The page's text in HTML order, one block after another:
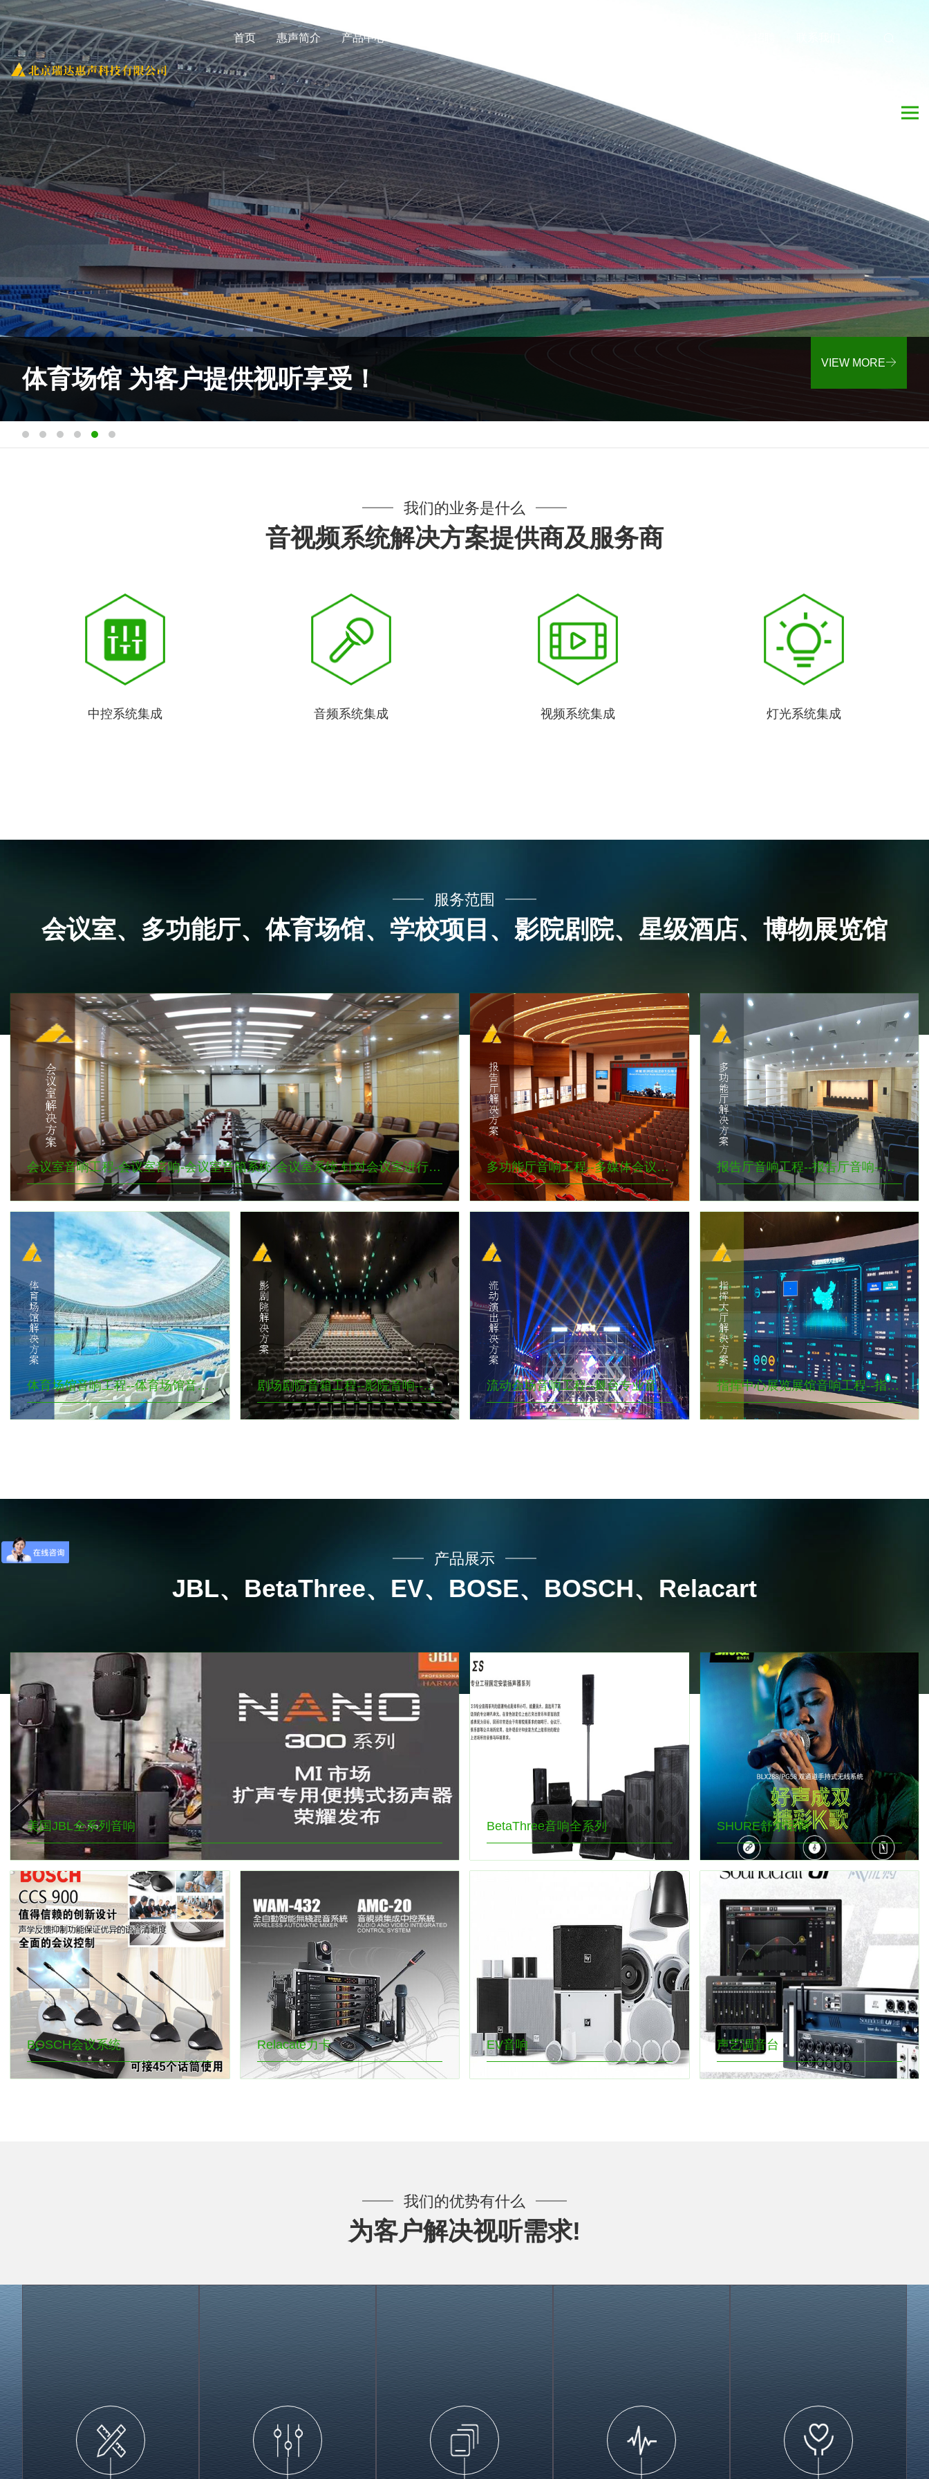
首页 惠声简介 产品中心
空间视听 解决方案提供商和服务商
VIEW MORE
会议系统 集成服务商
VIEW MORE
剧场剧院 解决方案供应商和服务商
VIEW MORE
学校项目 解决方案供应商和服务商
VIEW MORE
体育场馆 为客户提供视听享受！
VIEW MORE
星级酒店 解决方案供应商和服务商
VIEW MORE
我们的业务是什么
音视频系统解决方案提供商及服务商
中控系统集成 音频系统集成 视频系统集成 灯光系统集成
服务范围
会议室、多功能厅、体育场馆、学校项目、影院剧院、星级酒店、博物展览馆
会议室音响工程-会议室音响-会议室音箱系统-会议室系统 针对会议室进行会议、音频、视频、摄像、录音录像及远程会议系统设计，实现会议室的多媒体功能，满足简洁流畅的无纸化会议需求。 多功能厅音响工程--多媒体会议室音--多媒体音响系统以其多样性会议厅，视频会议厅，报告厅，学术论述厅，培训厅）需求 报告厅音响工程--报告厅音响--智慧办公
体育场馆音响工程--体育场馆音响解决方案主要扩声系统的声学特性指标满足 剧场剧院音箱工程--影院音响--电影院具有还音系统，独立电影放映系统以及环境照明系统。 流动会场音响工程--舞台专业音响--户外大型演出音响一种公共场所演出扩声系统，如露天体育馆，广场，室内体育馆，剧场，礼堂等演出，要面对较远的扩声距离需求 指挥中心展览展馆音响工程--指挥大厅音响系统--博物展览馆扩声解决方案是学习观光的公共场所，为了更好的服务游客，配置完备的智能化扩声系统。
产品展示
JBL、BetaThree、EV、BOSE、BOSCH、Relacart
美国JBL全系列音响 BetaThree音响全系列 SHURE舒尔话筒
BOSCH会议系统 Relacate力卡 EV音响 声艺调音台
我们的优势有什么
为客户解决视听需求!